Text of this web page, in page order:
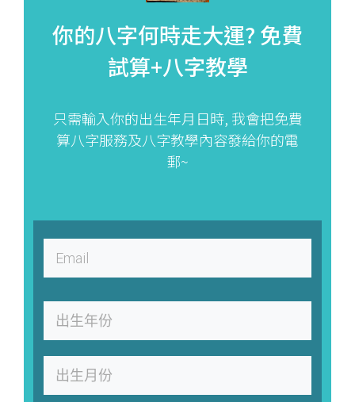
你的八字何時走大運? 免費
試算+八字教學
只需輸入你的出生年月日時, 我會把免費
算八字服務及八字教學內容發給你的電
郵~